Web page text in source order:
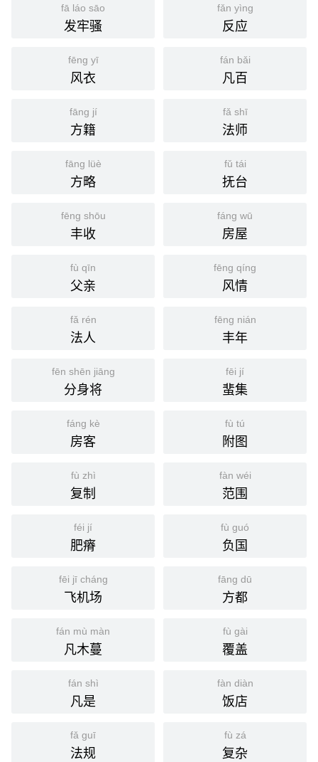
fā láo sāo
发牢骚
fǎn yìng
反应
fēng yī
风衣
fán bǎi
凡百
fāng jí
方籍
fǎ shī
法师
fāng lüè
方略
fǔ tái
抚台
fēng shōu
丰收
fáng wū
房屋
fù qīn
父亲
fēng qíng
风情
fǎ rén
法人
fēng nián
丰年
fēn shēn jiāng
分身将
fēi jí
蜚集
fáng kè
房客
fù tú
附图
fù zhì
复制
fàn wéi
范围
féi jí
肥瘠
fù guó
负国
fēi jī cháng
飞机场
fāng dū
方都
fán mù màn
凡木蔓
fù gài
覆盖
fán shì
凡是
fàn diàn
饭店
fǎ guī
法规
fù zá
复杂